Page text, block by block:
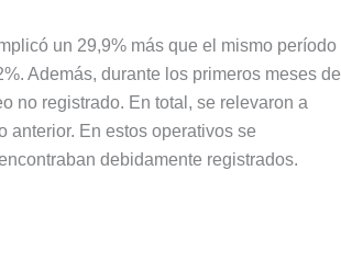
un 29,9% más que el mismo período
Además, durante los primeros meses del
no registrado. En total, se relevaron a
anterior. En estos operativos se
debidamente registrados.